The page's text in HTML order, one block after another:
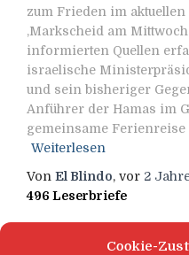
Cookie-
zum Frieden im
‚Markscheid am
informierten Quellen
israelische
und sein bisheriger
Anführer der Hamas im
gemeinsame
Weiterlesen
Von El Blindo, vor 2
496 Leserbriefe